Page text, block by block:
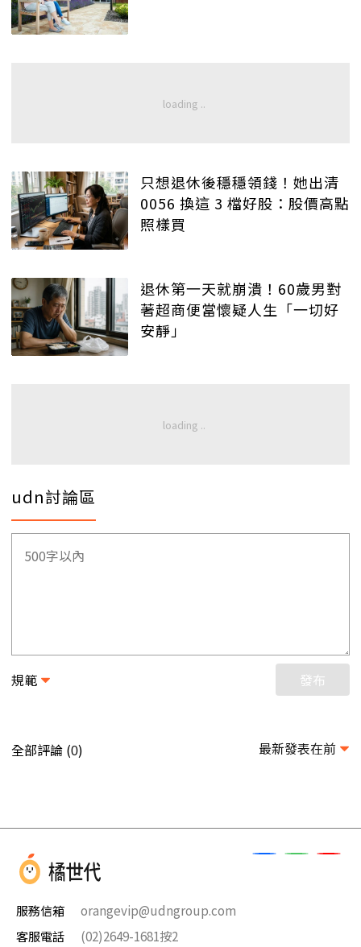
只想退休後穩穩領錢！她出清
0056 換這 3 檔好股：股價高點
照樣買
退休第一天就崩潰！60歲男對
著超商便當懷疑人生「一切好
安靜」
udn討論區
規範 發布
全部評論 (0) 最新發表在前
服務信箱
orangevip@udngroup.com
客服電話
(02)2649-1681按2